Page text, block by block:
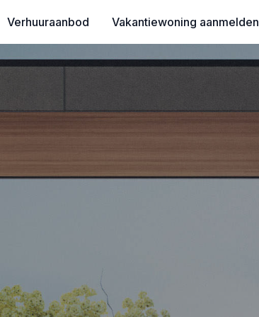
Verhuuraanbod Vakantiewoning aanmelden